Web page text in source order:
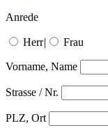
Anrede
Herr| Frau
Vorname, Name
Strasse / Nr.
PLZ, Ort